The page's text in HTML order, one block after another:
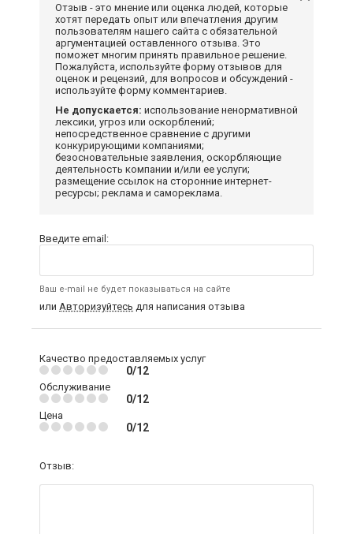
Отзыв - это мнение или оценка людей, которые
хотят передать опыт или впечатления другим
пользователям нашего сайта с обязательной
аргументацией оставленного отзыва. Это
поможет многим принять правильное решение.
Пожалуйста, используйте форму отзывов для
оценок и рецензий, для вопросов и обсуждений -
используйте форму комментариев.
Не допускается: использование ненормативной
лексики, угроз или оскорблений;
непосредственное сравнение с другими
конкурирующими компаниями;
безосновательные заявления, оскорбляющие
деятельность компании и/или ее услуги;
размещение ссылок на сторонние интернет-
ресурсы; реклама и самореклама.
Введите email:
Ваш e-mail не будет показываться на сайте
или Авторизуйтесь для написания отзыва
Качество предоставляемых услуг
0/12
Обслуживание
0/12
Цена
0/12
Отзыв: